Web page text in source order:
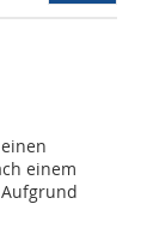
einem